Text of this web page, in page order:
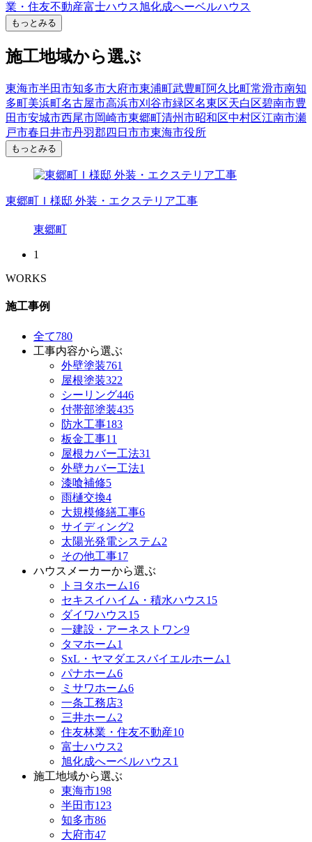
業・住友不動産富士ハウス旭化成へーベルハウス
もっとみる
施工地域から選ぶ
東海市半田市知多市大府市東浦町武豊町阿久比町常滑市南知
多町美浜町名古屋市高浜市刈谷市緑区名東区天白区碧南市豊
田市安城市西尾市岡崎市東郷町清州市昭和区中村区江南市瀬
戸市春日井市丹羽郡 四日市市東海市役所
もっとみる
東郷町Ｉ様邸 外装・エクステリア工事
東郷町
1
WORKS
施工事例
全て780
工事内容から選ぶ
外壁塗装761
屋根塗装322
シーリング446
付帯部塗装435
防水工事183
板金工事11
屋根カバー工法31
外壁カバー工法1
漆喰補修5
雨樋交換4
大規模修繕工事6
サイディング2
太陽光発電システム2
その他工事17
ハウスメーカーから選ぶ
トヨタホーム16
セキスイハイム・積水ハウス15
ダイワハウス15
一建設・アーネストワン9
タマホーム1
SxL・ヤマダエスバイエルホーム1
パナホーム6
ミサワホーム6
一条工務店3
三井ホーム2
住友林業・住友不動産10
富士ハウス2
旭化成へーベルハウス1
施工地域から選ぶ
東海市198
半田市123
知多市86
大府市47